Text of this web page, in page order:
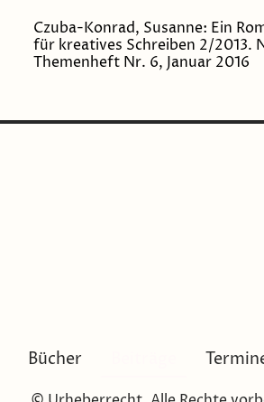
Czuba-Konrad, Susanne: Ein
für kreatives Schreiben 2/2013.
Themenheft Nr. 6, Januar 2016
Bücher